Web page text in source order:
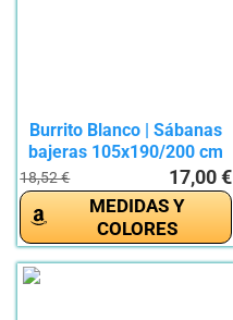
Burrito Blanco | Sábanas
bajeras 105x190/200 cm
18,52 € 17,00 €
MEDIDAS Y
COLORES